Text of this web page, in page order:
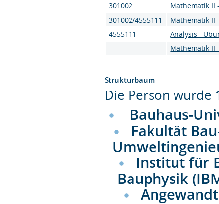
301002
Mathematik II
301002/4555111
Mathematik II
4555111
Analysis -
Mathematik II
Strukturbaum
Die Person wurde
Bauhaus-
Fakultät
Institut für
Bauphysik